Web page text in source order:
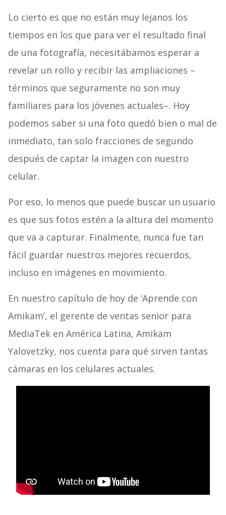
Lo cierto es que no están muy lejanos los
tiempos en los que para ver el resultado final
de una fotografía, necesitábamos esperar a
revelar un rollo y recibir las ampliaciones –
términos que seguramente no son muy
familiares para los jóvenes actuales–. Hoy
podemos saber si una foto quedó bien o mal de
inmediato, tan solo fracciones de segundo
después de captar la imagen con nuestro
celular.
Por eso, lo menos que puede buscar un usuario
es que sus fotos estén a la altura del momento
que va a capturar. Finalmente, nunca fue tan
fácil guardar nuestros mejores recuerdos,
incluso en imágenes en movimiento.
En nuestro capítulo de hoy de ‘Aprende con
Amikam’, el gerente de ventas senior para
MediaTek en América Latina, Amikam
Yalovetzky, nos cuenta para qué sirven tantas
cámaras en los celulares actuales.